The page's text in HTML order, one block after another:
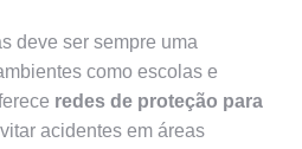
deve ser sempre uma
como escolas e
redes de proteção para
acidentes em áreas